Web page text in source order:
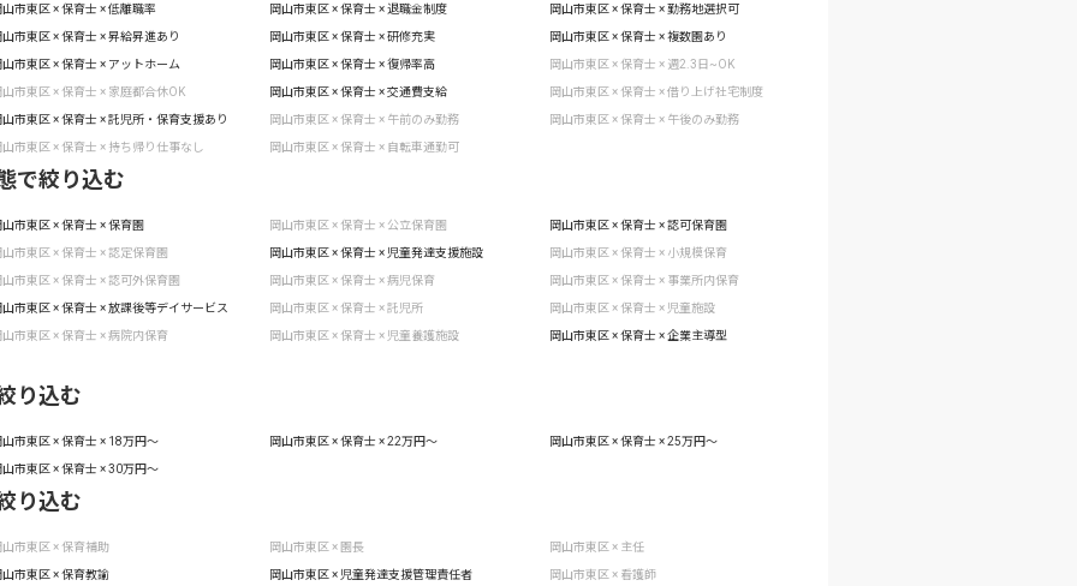
市東区 × 保育士 × 低離職率 岡山市東区 × 保育士 × 退職金制度 岡山市東区 × 保育士 × 勤務地選択可
市東区 × 保育士 × 昇給昇進あり 岡山市東区 × 保育士 × 研修充実 岡山市東区 × 保育士 × 複数園あり
市東区 × 保育士 × アットホーム 岡山市東区 × 保育士 × 復帰率高 岡山市東区 × 保育士 × 週2.3日~OK
市東区 × 保育士 × 家庭都合休OK 岡山市東区 × 保育士 × 交通費支給 岡山市東区 × 保育士 × 借り上げ社宅制度
市東区 × 保育士 × 託児所・保育支援あり 岡山市東区 × 保育士 × 午前のみ勤務 岡山市東区 × 保育士 × 午後のみ勤務
市東区 × 保育士 × 持ち帰り仕事なし 岡山市東区 × 保育士 × 自転車通勤可
で絞り込む
市東区 × 保育士 × 保育園 岡山市東区 × 保育士 × 公立保育園 岡山市東区 × 保育士 × 認可保育園
市東区 × 保育士 × 認定保育園 岡山市東区 × 保育士 × 児童発達支援施設 岡山市東区 × 保育士 × 小規模保育
市東区 × 保育士 × 認可外保育園 岡山市東区 × 保育士 × 病児保育 岡山市東区 × 保育士 × 事業所内保育
市東区 × 保育士 × 放課後等デイサービス 岡山市東区 × 保育士 × 託児所 岡山市東区 × 保育士 × 児童施設
市東区 × 保育士 × 病院内保育 岡山市東区 × 保育士 × 児童養護施設 岡山市東区 × 保育士 × 企業主導型
り込む
市東区 × 保育士 × 18万円〜 岡山市東区 × 保育士 × 22万円〜 岡山市東区 × 保育士 × 25万円〜
市東区 × 保育士 × 30万円〜
り込む
市東区 × 保育補助 岡山市東区 × 園長 岡山市東区 × 主任
市東区 × 保育教諭 岡山市東区 × 児童発達支援管理責任者 岡山市東区 × 看護師